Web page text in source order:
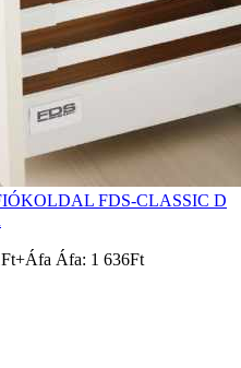
FDS-CLASSIC D
Ft+Áfa Áfa: 1 636Ft